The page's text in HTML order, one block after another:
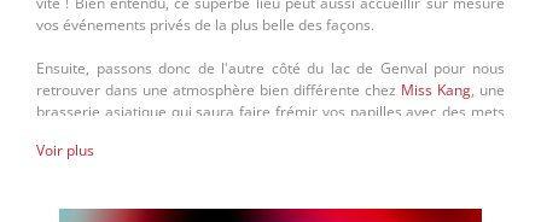
vos événements privés de la plus belle des façons.
Ensuite, passons donc de l'autre côté du lac de Genval pour nous
retrouver dans une atmosphère bien différente chez Miss Kang, une
brasserie asiatique qui saura faire frémir vos papilles avec des mets
moderne et saura vous envouter et ainsi vous faire passer une soirée
Voir plus